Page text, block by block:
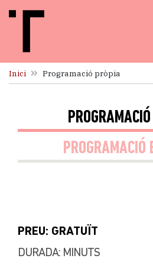
Inici Programació pròpia
PROGRAMACIÓ
PREU: GRATUÏT
DURADA: MINUTS